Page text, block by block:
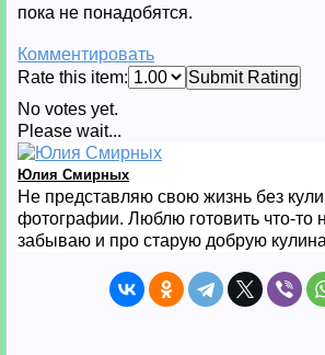
пока не понадобятся.
Комментировать
Rate this item:
Submit Rating
No votes yet.
Please wait...
Юлия Смирных
Не представляю свою жизнь без
фотографии. Люблю готовить что-то
забываю и про старую добрую